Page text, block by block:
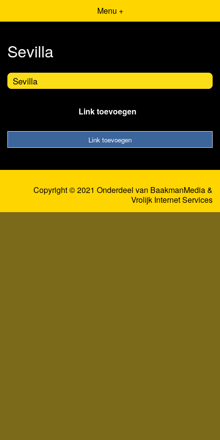
Menu +
Sevilla
Sevilla
Link toevoegen
Link toevoegen
Copyright © 2021 Onderdeel van BaakmanMedia&
Vrolijk Internet Services